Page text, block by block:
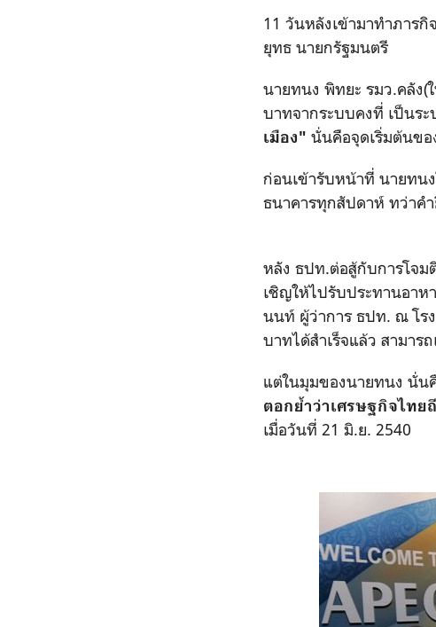
11 วันหลังเข้ามาทำภารกิจ
ยุทธ นายกรัฐมนตรี
นายทนง พิทยะ รมว.คลัง(
บาทจากระบบคงที่ เป็นระ
เมือง" นั่นคือจุดเริ่มต้นขอ
ก่อนเข้ารับหน้าที่ นายทน
ธนาคารทุกสัปดาห์ ทว่าค
หลัง ธปท.ต่อสู้กับการโจม
เชิญให้ไปรับประทานอาห
นนท์ ผู้ว่าการ ธปท. ณ โร
บาทได้สำเร็จแล้ว สามาร
แต่ในมุมของนายทนง นั่น
ตอกย้ำว่าเศรษฐกิจไทย
เมื่อวันที่ 21 มิ.ย. 2540